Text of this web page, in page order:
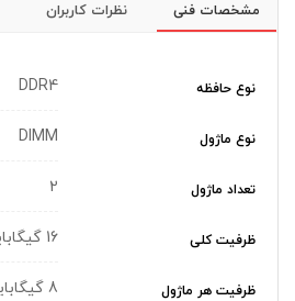
مشخصات فنی نظرات کاربران
نوع حافظه DDR4
نوع ماژول DIMM
تعداد ماژول 2
ظرفیت کلی 16 گیگابایت
ظرفیت هر ماژول 8 گیگابایت